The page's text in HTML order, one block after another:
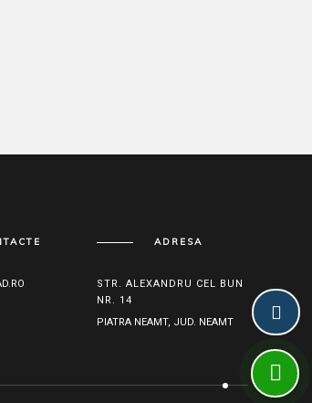
ADRESA
STR. ALEXANDRU CEL BUN
NR. 14
PIATRA NEAMT, JUD. NEAMT